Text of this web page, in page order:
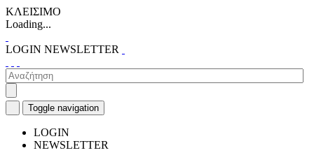
ΚΛΕΙΣΙΜΟ
Loading...
LOGIN NEWSLETTER
Toggle navigation
LOGIN
NEWSLETTER